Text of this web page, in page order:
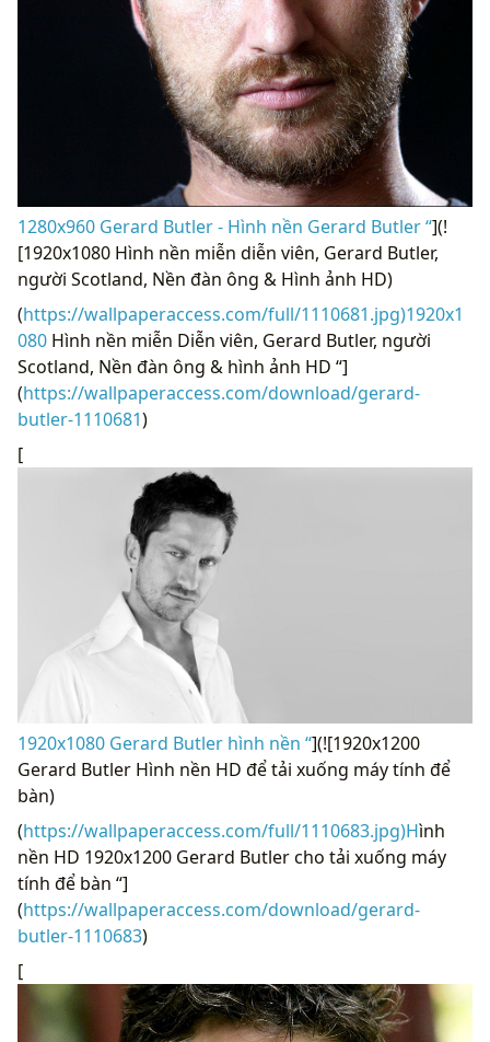
1280x960 Gerard Butler - Hình nền Gerard Butler “](!
[1920x1080 Hình nền miễn diễn viên, Gerard Butler,
người Scotland, Nền đàn ông & Hình ảnh HD)
(https://wallpaperaccess.com/full/1110681.jpg)1920x1
080 Hình nền miễn Diễn viên, Gerard Butler, người
Scotland, Nền đàn ông & hình ảnh HD “]
(https://wallpaperaccess.com/download/gerard-
butler-1110681)
[
1920x1080 Gerard Butler hình nền “](![1920x1200
Gerard Butler Hình nền HD để tải xuống máy tính để
bàn)
(https://wallpaperaccess.com/full/1110683.jpg)Hình
nền HD 1920x1200 Gerard Butler cho tải xuống máy
tính để bàn “]
(https://wallpaperaccess.com/download/gerard-
butler-1110683)
[